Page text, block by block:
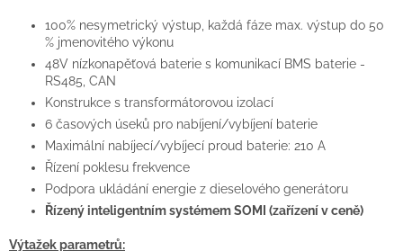
100% nesymetrický výstup, každá fáze max. výstup do 50
% jmenovitého výkonu
48V nízkonapěťová baterie s komunikací BMS baterie -
RS485, CAN
Konstrukce s transformátorovou izolací
6 časových úseků pro nabíjení/vybíjení baterie
Maximální nabíjecí/vybíjecí proud baterie: 210 A
Řízení poklesu frekvence
Podpora ukládání energie z dieselového generátoru
Řízený inteligentním systémem SOMI (zařízení v ceně)
Výtažek parametrů: